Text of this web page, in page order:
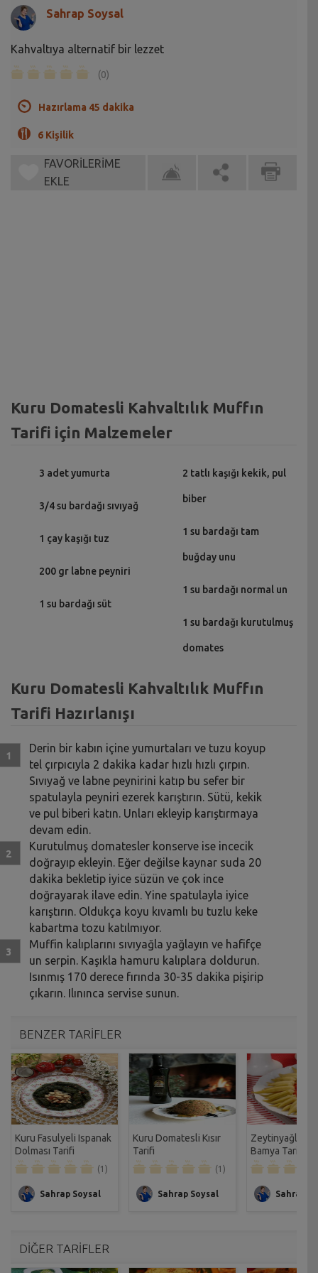
Sahrap Soysal
Kahvaltıya alternatif bir lezzet
(0)
Hazırlama 45 dakika
6 Kişilik
FAVORİLERİME
EKLE
Kuru Domatesli Kahvaltılık Muffın
Tarifi için Malzemeler
3 adet yumurta
3/4 su bardağı sıvıyağ
1 çay kaşığı tuz
200 gr labne peyniri
1 su bardağı süt
2 tatlı kaşığı kekik, pul
biber
1 su bardağı tam
buğday unu
1 su bardağı normal un
1 su bardağı kurutulmuş
domates
Kuru Domatesli Kahvaltılık Muffın
Tarifi Hazırlanışı
Derin bir kabın içine yumurtaları ve tuzu koyup
tel çırpıcıyla 2 dakika kadar hızlı hızlı çırpın.
Sıvıyağ ve labne peynirini katıp bu sefer bir
spatulayla peyniri ezerek karıştırın. Sütü, kekik
ve pul biberi katın. Unları ekleyip karıştırmaya
devam edin.
Kurutulmuş domatesler konserve ise incecik
doğrayıp ekleyin. Eğer değilse kaynar suda 20
dakika bekletip iyice süzün ve çok ince
doğrayarak ilave edin. Yine spatulayla iyice
karıştırın. Oldukça koyu kıvamlı bu tuzlu keke
kabartma tozu katılmıyor.
Muffin kalıplarını sıvıyağla yağlayın ve hafifçe
un serpin. Kaşıkla hamuru kalıplara doldurun.
Isınmış 170 derece fırında 30-35 dakika pişirip
çıkarın. Ilınınca servise sunun.
BENZER TARİFLER
Kuru Fasulyeli Ispanak
Dolması Tarifi
(1)
Sahrap Soysal
Kuru Domatesli Kısır
Tarifi
(1)
Sahrap Soysal
Zeytinyağlı
Bamya Tarifi
Sahrap
DİĞER TARİFLER